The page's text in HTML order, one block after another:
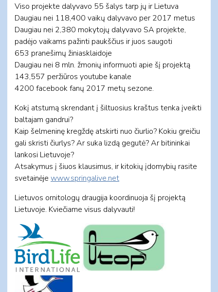
Viso projekte dalyvavo 55 šalys tarp jų ir Lietuva
Daugiau nei 118,400 vaikų dalyvavo per 2017 metus
Daugiau nei 2,380 mokytojų dalyvavo SA projekte,
padėjo vaikams pažinti paukščius ir juos saugoti
653 pranešimų žiniasklaidoje
Daugiau nei 8 mln. žmonių informuoti apie šį projektą
143,557 peržiūros youtube kanale
4200 facebook fanų 2017 metų sezone.
Kokį atstumą skrendant į šiltuosius kraštus tenka įveikti
baltajam gandrui?
Kaip šelmeninę kregždę atskirti nuo čiurlio? Kokiu greičiu
gali skristi čiurlys? Ar suka lizdą gegutė? Ar bitininkai
lankosi Lietuvoje?
Atsakymus į šiuos klausimus, ir kitokių įdomybių rasite
svetainėje www.springalive.net
Lietuvos ornitologų draugija koordinuoja šį projektą
Lietuvoje. Kviečiame visus dalyvauti!